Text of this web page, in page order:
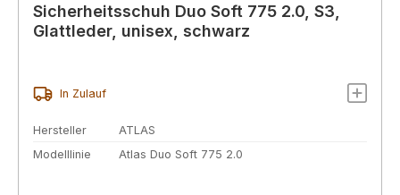
Sicherheitsschuh Duo Soft 775 2.0, S3,
Glattleder, unisex, schwarz
In Zulauf
Hersteller
ATLAS
Modelllinie
Atlas Duo Soft 775 2.0